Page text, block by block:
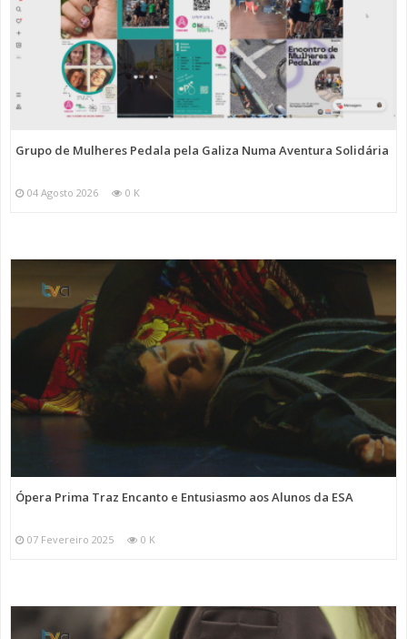
Grupo de Mulheres Pedala pela Galiza Numa Aventura Solidária
04 Agosto 2026 0 K
Ópera Prima Traz Encanto e Entusiasmo aos Alunos da ESA
07 Fevereiro 2025 0 K